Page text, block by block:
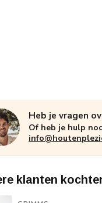
Heb je vragen
Of heb je hulp
klanten